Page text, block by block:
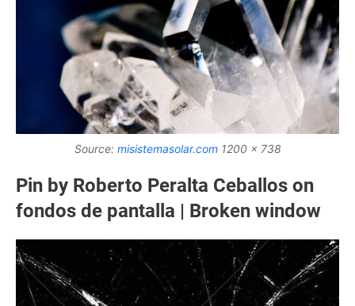
Source: misistemasolar.com1200 x 738
Pin by Roberto Peralta Ceballos on
fondos de pantalla | Broken window